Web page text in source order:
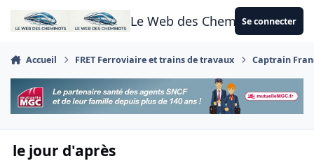
Aller au contenu
Le Web des CheminotsSe connecter
Accueil FRET Ferroviaire et trains de travaux Captrain
le jour d'après